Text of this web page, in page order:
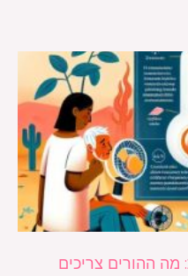
ההורים צריכים